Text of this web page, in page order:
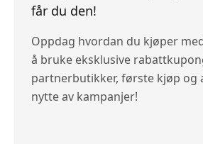
får du den!
Oppdag hvordan du kjøper
å bruke eksklusive
partnerbutikker, første kjøp og
nytte av kampanjer!